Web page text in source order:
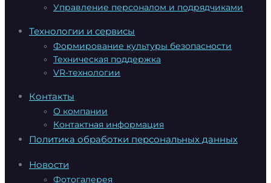
Управление персоналом и подрядчиками
Технологии и сервисы
Формирование культуры безопасности
Техническая поддержка
VR-технологии
Контакты
О компании
Контактная информация
Политика обработки персональных данных
Новости
Фотогалерея